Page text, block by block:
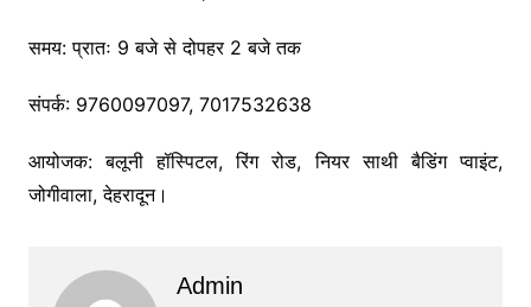
समय: प्रातः 9 बजे से दोपहर 2 बजे तक
संपर्क: 9760097097, 7017532638
आयोजक: बलूनी हॉस्पिटल, रिंग रोड, नियर साथी बैडिंग प्वाइंट,
जोगीवाला, देहरादून।
Admin